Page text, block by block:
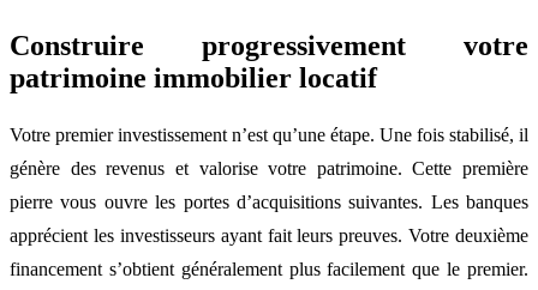
Construire progressivement votre
patrimoine immobilier locatif
Votre premier investissement n’est qu’une étape. Une fois stabilisé, il
génère des revenus et valorise votre patrimoine. Cette première
pierre vous ouvre les portes d’acquisitions suivantes. Les banques
apprécient les investisseurs ayant fait leurs preuves. Votre deuxième
financement s’obtient généralement plus facilement que le premier.